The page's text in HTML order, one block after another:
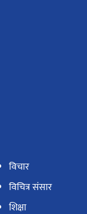
विचार
विचित्र संसार
शिक्षा